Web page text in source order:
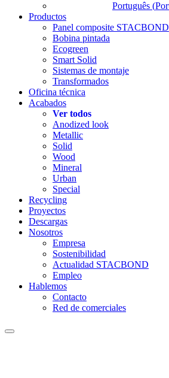
Português (
Productos
Panel composite STACBOND
Bobina pintada
Ecogreen
Smart Solid
Sistemas de montaje
Transformados
Oficina técnica
Acabados
Ver todos
Anodized look
Metallic
Solid
Wood
Mineral
Urban
Special
Recycling
Proyectos
Descargas
Nosotros
Empresa
Sostenibilidad
Actualidad STACBOND
Empleo
Hablemos
Contacto
Red de comerciales